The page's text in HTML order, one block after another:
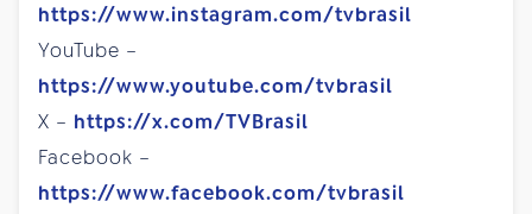
https://www.instagram.com/tvbrasil
YouTube –
https://www.youtube.com/tvbrasil
X – https://x.com/TVBrasil
Facebook –
https://www.facebook.com/tvbrasil